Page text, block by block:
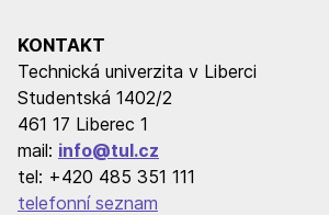
KONTAKT
Technická univerzita v Liberci
Studentská 1402/2
461 17 Liberec 1
mail: info@tul.cz
tel: +420 485 351 111
telefonní seznam